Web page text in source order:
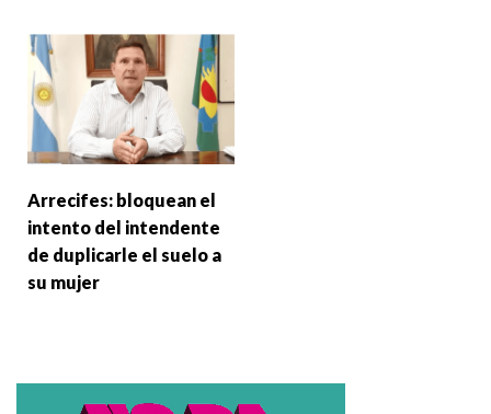
Arrecifes: bloquean el
intento del intendente
de duplicarle el suelo a
su mujer